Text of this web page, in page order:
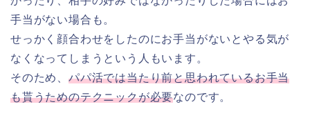
手当がない場合も。
せっかく顔合わせをしたのにお手当がないとやる気が
なくなってしまうという人もいます。
そのため、 パパ活では当たり前と思われているお手当
も貰うためのテクニックが必要なのです。